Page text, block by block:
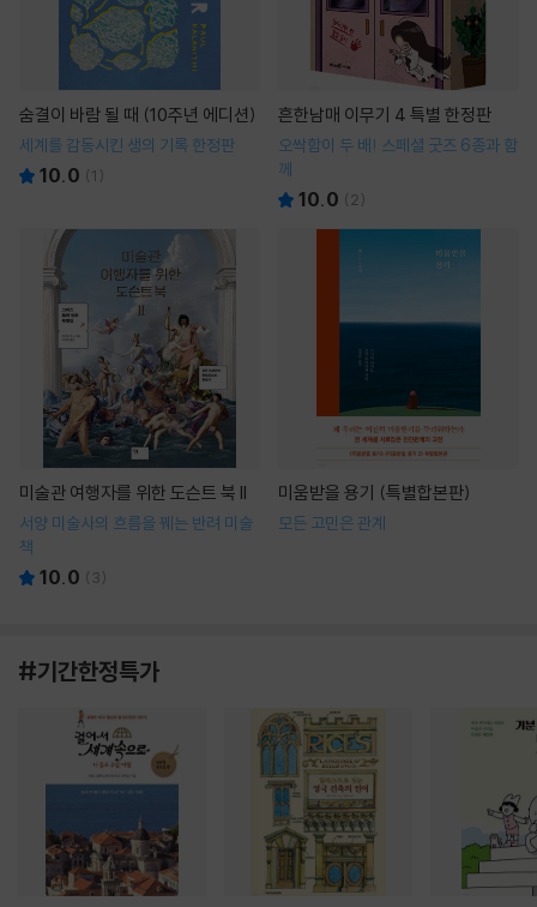
숨결이 바람 될 때 (10주년 에디션)
세계를 감동시킨 생의 기록 한정판
10.0 (1 )
흔한남매 이무기 4 특별 한정판
오싹함이 두 배! 스페셜 굿즈 6종과 함
께
10.0 ( 2)
미술관 여행자를 위한 도슨트 북 II
서양 미술사의 흐름을 꿰는 반려 미술
책
10.0 ( 3)
미움받을 용기 (특별합본판)
모든 고민은 관계
#기간한정특가